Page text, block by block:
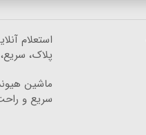
استعلام
پلاک،
ماشین
سریع و